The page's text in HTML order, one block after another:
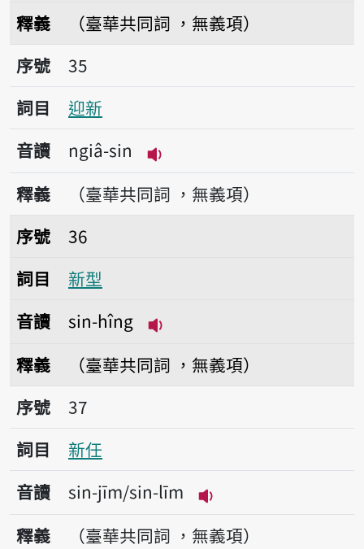
釋義
（臺華共同詞 ，無義項）
序號35迎新
序號
35
詞目
迎新
音讀
ngiâ-sin
播放音讀ngiâ-sin
釋義
（臺華共同詞 ，無義項）
序號36新型
序號
36
詞目
新型
音讀
sin-hîng
釋義
（臺華共同詞 ，無義項）
序號37新任
序號
37
詞目
新任
音讀
sin-jīm/sin-līm
播放音讀sin-jīm/
釋義
（臺華共同詞 ，無義項）